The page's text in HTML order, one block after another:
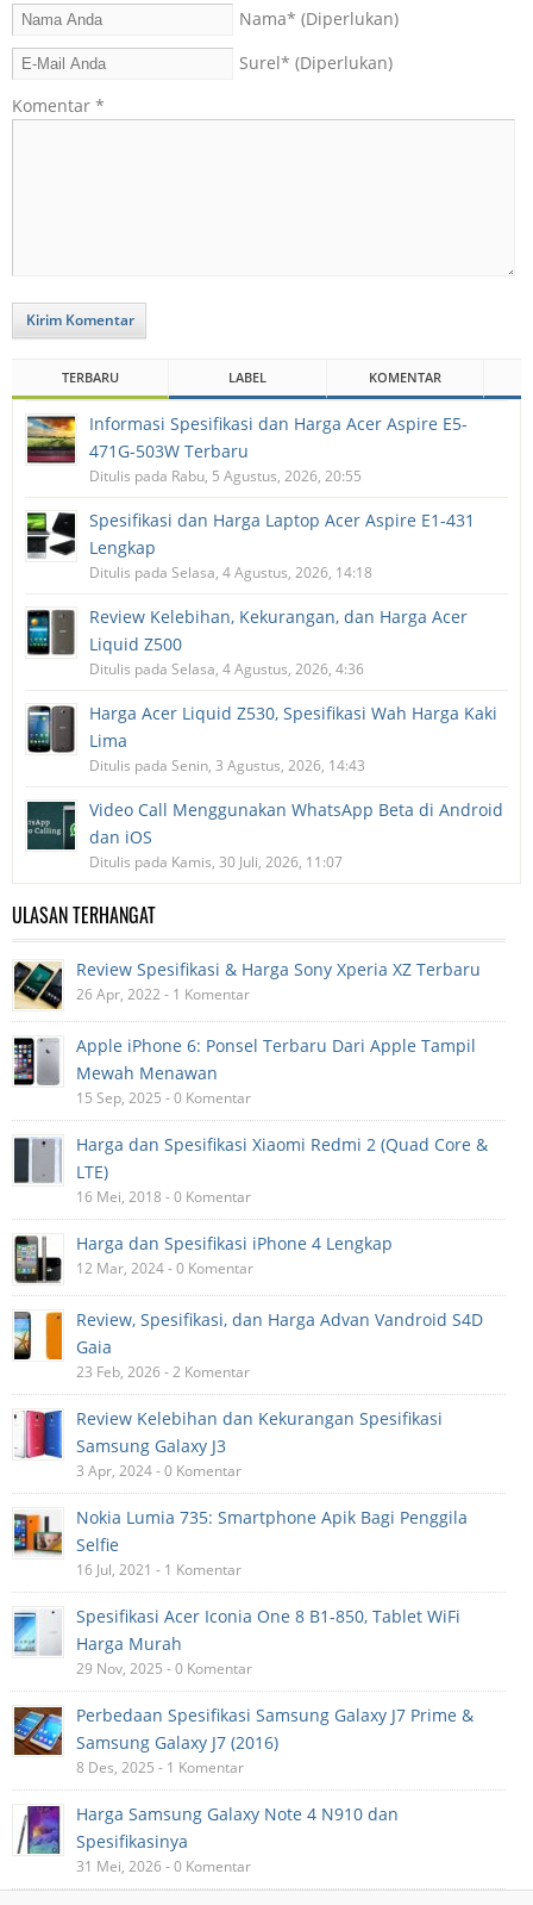
Nama* (Diperlukan)
Surel* (Diperlukan)
Komentar *
Kirim Komentar
TERBARU LABEL KOMENTAR
Informasi Spesifikasi dan Harga Acer Aspire E5-
471G-503W Terbaru
Ditulis pada Rabu, 5 Agustus, 2026, 20:55
Spesifikasi dan Harga Laptop Acer Aspire E1-431
Lengkap
Ditulis pada Selasa, 4 Agustus, 2026, 14:18
Review Kelebihan, Kekurangan, dan Harga Acer
Liquid Z500
Ditulis pada Selasa, 4 Agustus, 2026, 4:36
Harga Acer Liquid Z530, Spesifikasi Wah Harga Kaki
Lima
Ditulis pada Senin, 3 Agustus, 2026, 14:43
Video Call Menggunakan WhatsApp Beta di Android
dan iOS
Ditulis pada Kamis, 30 Juli, 2026, 11:07
ULASAN TERHANGAT
Review Spesifikasi & Harga Sony Xperia XZ Terbaru
26 Apr, 2022 - 1 Komentar
Apple iPhone 6: Ponsel Terbaru Dari Apple Tampil
Mewah Menawan
15 Sep, 2025 - 0 Komentar
Harga dan Spesifikasi Xiaomi Redmi 2 (Quad Core &
LTE)
16 Mei, 2018 - 0 Komentar
Harga dan Spesifikasi iPhone 4 Lengkap
12 Mar, 2024 - 0 Komentar
Review, Spesifikasi, dan Harga Advan Vandroid S4D
Gaia
23 Feb, 2026 - 2 Komentar
Review Kelebihan dan Kekurangan Spesifikasi
Samsung Galaxy J3
3 Apr, 2024 - 0 Komentar
Nokia Lumia 735: Smartphone Apik Bagi Penggila
Selfie
16 Jul, 2021 - 1 Komentar
Spesifikasi Acer Iconia One 8 B1-850, Tablet WiFi
Harga Murah
29 Nov, 2025 - 0 Komentar
Perbedaan Spesifikasi Samsung Galaxy J7 Prime &
Samsung Galaxy J7 (2016)
8 Des, 2025 - 1 Komentar
Harga Samsung Galaxy Note 4 N910 dan
Spesifikasinya
31 Mei, 2026 - 0 Komentar